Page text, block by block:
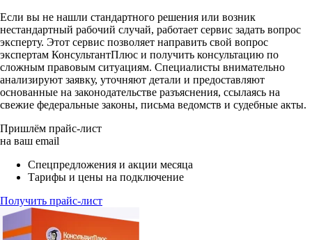
Если вы не нашли стандартного решения или возник
нестандартный рабочий случай, работает сервис задать вопрос
эксперту. Этот сервис позволяет направить свой вопрос
экспертам КонсультантПлюс и получить консультацию по
сложным правовым ситуациям. Специалисты внимательно
анализируют заявку, уточняют детали и предоставляют
основанные на законодательстве разъяснения, ссылаясь на
свежие федеральные законы, письма ведомств и судебные акты.
Пришлём прайс-лист
на ваш email
Спецпредложения и акции месяца
Тарифы и цены на подключение
Получить прайс-лист